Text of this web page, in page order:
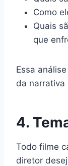
Como
Quais
que
Essa
da narrativa
4.
Todo filme
diretor